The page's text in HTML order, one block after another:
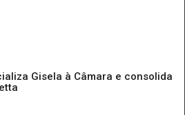
Gisela à Câmara e consolida